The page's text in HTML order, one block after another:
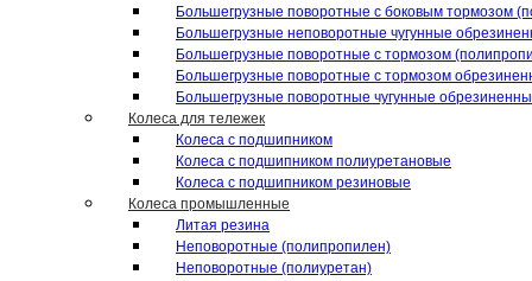
Большегрузные поворотные с боковым тормозом
Большегрузные неповоротные чугунные
Большегрузные поворотные с тормозом
Большегрузные поворотные с тормозом
Большегрузные поворотные чугунные
Колеса для тележек
Колеса с подшипником
Колеса с подшипником полиуретановые
Колеса с подшипником резиновые
Колеса промышленные
Литая резина
Неповоротные (полипропилен)
Неповоротные (полиуретан)